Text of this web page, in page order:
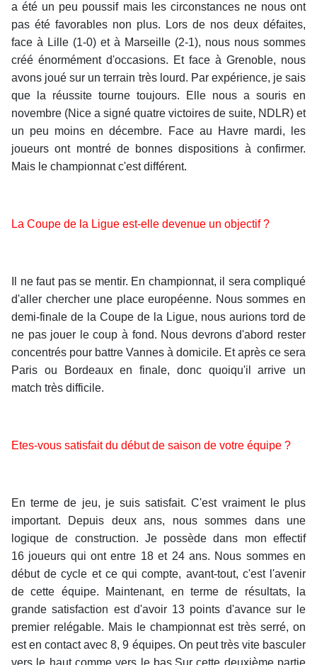
a été un peu poussif mais les circonstances ne nous ont
pas été favorables non plus. Lors de nos deux défaites,
face à Lille (1-0) et à Marseille (2-1), nous nous sommes
créé énormément d'occasions. Et face à Grenoble, nous
avons joué sur un terrain très lourd. Par expérience, je sais
que la réussite tourne toujours. Elle nous a souris en
novembre (Nice a signé quatre victoires de suite, NDLR) et
un peu moins en décembre.
Face au Havre mardi, les
joueurs ont montré de bonnes dispositions à confirmer.
Mais le championnat c'est différent.
La Coupe de la Ligue est-elle devenue un objectif ?
Il ne faut pas se mentir. En championnat, il sera compliqué
d'aller chercher une place européenne. Nous sommes en
demi-finale de la Coupe de la Ligue, nous aurions tord de
ne pas jouer le coup à fond. Nous devrons d'abord rester
concentrés pour battre Vannes à domicile. Et après ce sera
Paris ou Bordeaux en finale, donc quoiqu'il arrive un
match très difficile.
Etes-vous satisfait du début de saison de votre équipe ?
En terme de jeu, je suis satisfait. C'est vraiment le plus
important. Depuis deux ans, nous sommes dans une
logique de construction. Je possède dans mon effectif
16 joueurs qui ont entre 18 et 24 ans. Nous sommes en
début de cycle et ce qui compte, avant-tout, c'est l'avenir
de cette équipe. Maintenant, en terme de résultats, la
grande satisfaction est d'avoir 13 points d'avance sur le
premier relégable. Mais le championnat est très serré, on
est en contact avec 8, 9 équipes. On peut très vite basculer